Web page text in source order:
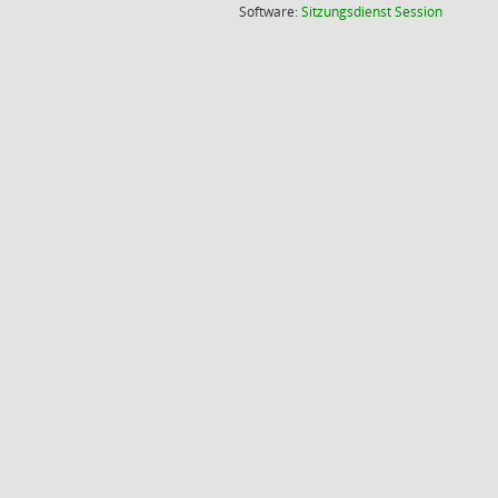
Software:SitzungsdienstSession(Wird in